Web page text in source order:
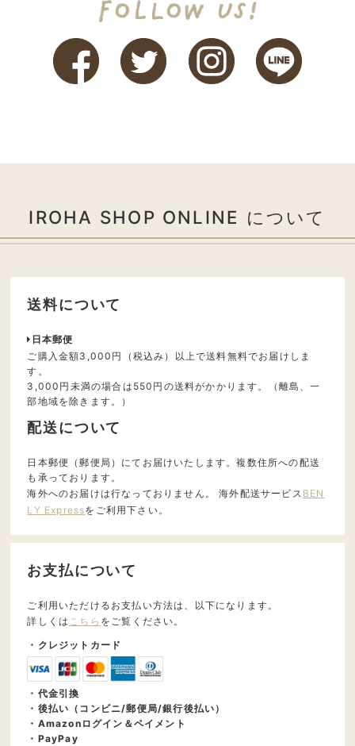
IROHA SHOP ONLINE について
送料について
日本郵便
ご購入金額3,000円（税込み）以上で送料無料でお届けしま
す。
3,000円未満の場合は550円の送料がかかります。（離島、一
部地域を除きます。）
配送について
日本郵便（郵便局）にてお届けいたします。複数住所への配送
も承っております。
海外へのお届けは行なっておりません。 海外配送サービス BEN
LY Expressをご利用下さい。
お支払について
ご利用いただけるお支払い方法は、以下になります。
詳しくは こちら をご覧ください。
・クレジットカード
・代金引換
・後払い（コンビニ/郵便局/銀行後払い）
・Amazonログイン＆ペイメント
・PayPay